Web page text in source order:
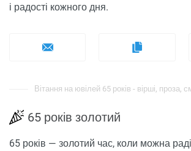
і радості кожного дня.
Вітання на ювілей 65 років - вірші, проза,
65 років золотий
65 років — золотий час, коли можна